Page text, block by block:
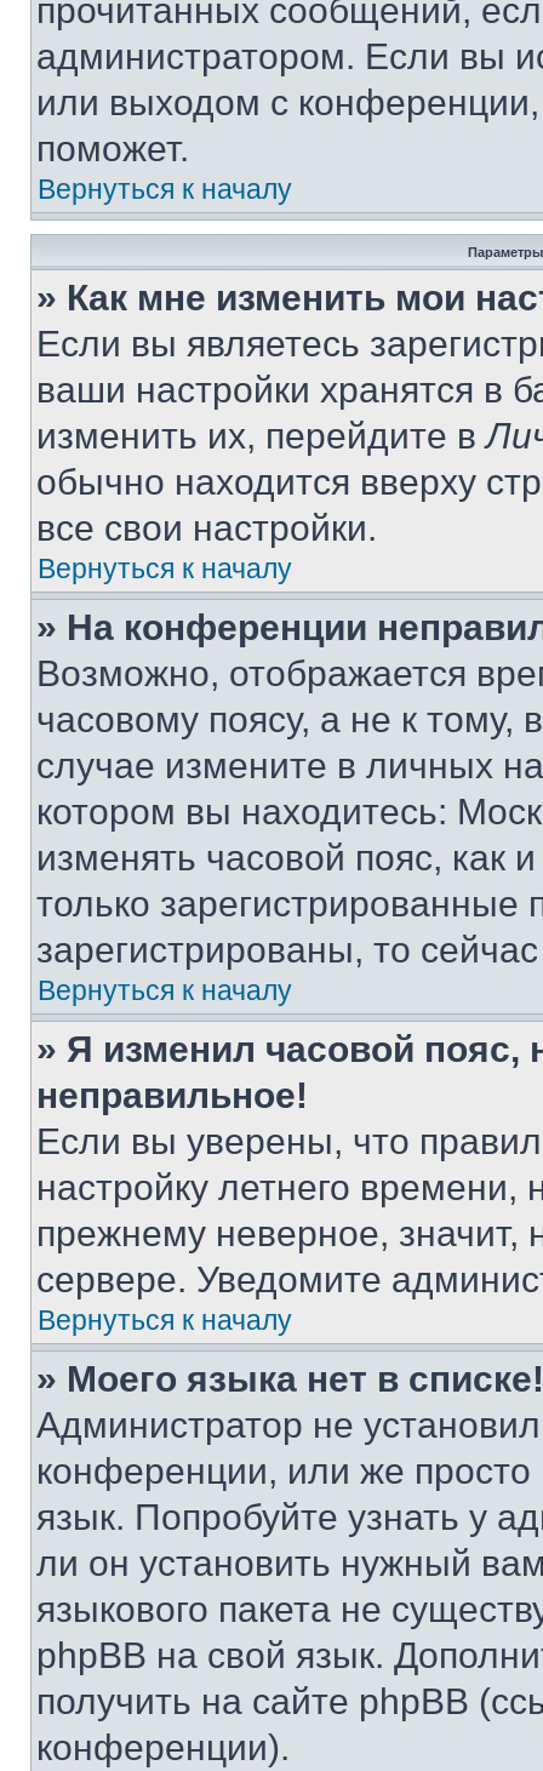
прочитанных сообщений,
администратором. Если вы
или выходом с
поможет.
Вернуться к началу
Параметры
» Как мне изменить мои
Если вы являетесь
ваши настройки хранятся в
изменить их, перейдите в
обычно находится вверху
все свои настройки.
Вернуться к началу
» На конференции
Возможно, отображается
часовому поясу, а не к тому,
случае измените в личных
котором вы находитесь:
изменять часовой пояс, как
только
зарегистрированы, то
Вернуться к началу
» Я изменил часовой пояс,
неправильное!
Если вы уверены, что
настройку летнего
прежнему неверное, значит,
сервере. Уведомите
Вернуться к началу
» Моего языка нет в списке!
Администратор не
конференции, или же
язык. Попробуйте узнать у
ли он установить нужный
языкового пакета не
phpBB на свой язык.
получить на сайте phpBB
конференции).